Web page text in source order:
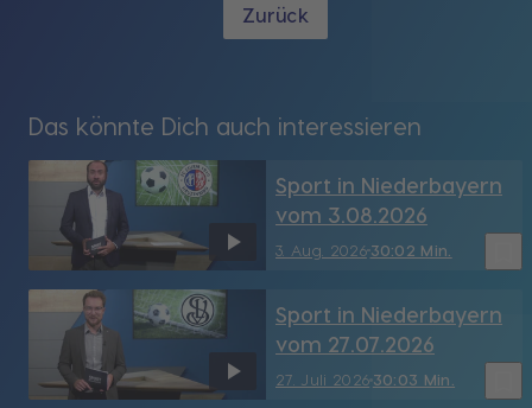
Zurück
Das könnte Dich auch interessieren
3. Aug. 202630:02 Min.
Sport in Niederbayern
vom 3.08.2026
27. Juli 202630:03 Min.
Sport in Niederbayern
vom 27.07.2026